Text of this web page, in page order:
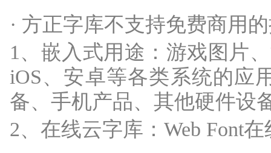
· 方正字库不支持免费商用
1、嵌入式用途：游戏图片
iOS、安卓等各类系统的应
备、手机产品、其他硬件设
2、在线云字库：Web Font